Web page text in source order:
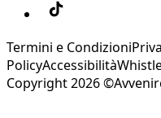
Termini e Condizioni
PolicyAccessibilità
Copyright 2026